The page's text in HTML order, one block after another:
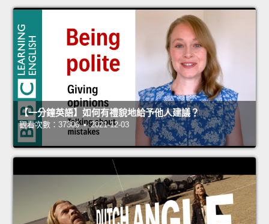
【一分鐘英語】如何有禮貌地給予他人建議？
觀看次數：37306 • 2021-12-03